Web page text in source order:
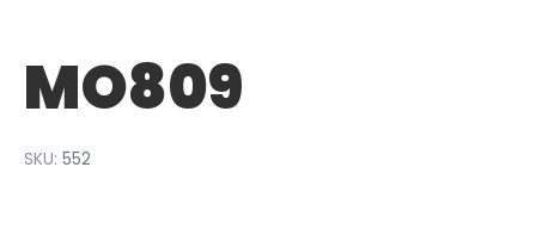
MO809
SKU: 552